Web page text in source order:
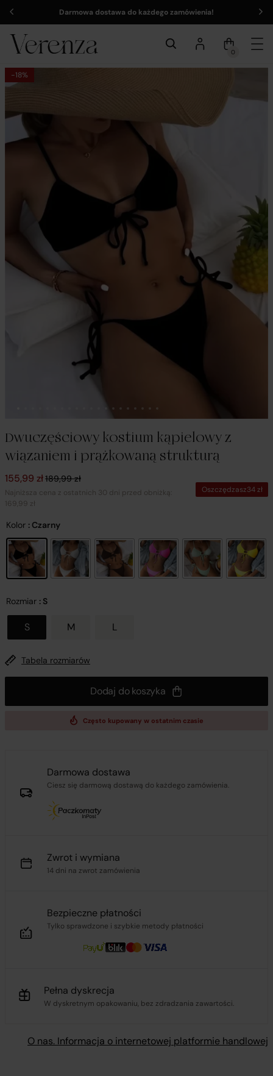
Darmowa dostawa do każdego zamówienia!
0
-18%
Dwuczęściowy kostium kąpielowy z
wiązaniem i prążkowaną strukturą
189,99zł
Pierwotna cena wynosiła: 189,99 zł.
155,99 zł
Aktualna cena wynosi: 155,99 zł.
Najniższa cena z ostatnich 30 dni przed obniżką:
169,99 zł
Oszczędzasz34zł
Kolor : Czarny
Rozmiar : S
S M L
Tabela rozmiarów
Dodaj do koszyka
Często kupowany w ostatnim czasie
Darmowa dostawa
Ciesz się darmową dostawą do każdego zamówienia.
Zwrot i wymiana
14 dni na zwrot zamówienia
Bezpieczne płatności
Tylko sprawdzone i szybkie metody płatności
Pełna dyskrecja
W dyskretnym opakowaniu, bez zdradzania zawartości.
O nas. Informacja o internetowej platformie handlowej